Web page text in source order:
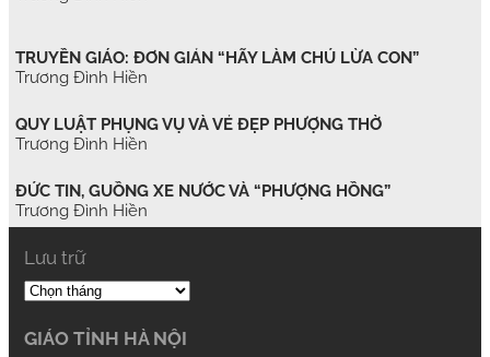
TRUYỀN GIÁO: ĐƠN GIẢN “HÃY LÀM CHÚ LỪA CON”
Trương Đình Hiền
QUY LUẬT PHỤNG VỤ VÀ VẺ ĐẸP PHƯỢNG THỜ
Trương Đình Hiền
ĐỨC TIN, GUỒNG XE NƯỚC VÀ “PHƯỢNG HỒNG”
Trương Đình Hiền
Lưu trữ
GIÁO TỈNH HÀ NỘI